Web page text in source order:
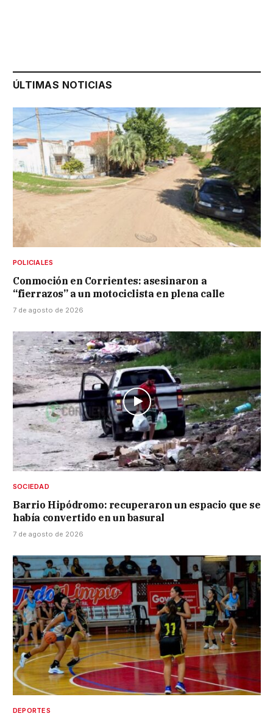
ÚLTIMAS NOTICIAS
POLICIALES
Conmoción en Corrientes: asesinaron a
“fierrazos” a un motociclista en plena calle
7 de agosto de 2026
SOCIEDAD
Barrio Hipódromo: recuperaron un espacio que se
había convertido en un basural
7 de agosto de 2026
DEPORTES